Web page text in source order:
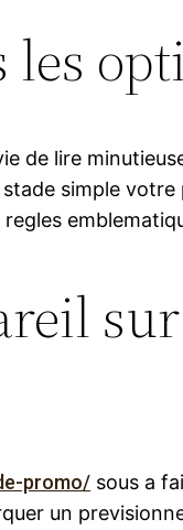
de lire
simple
promo/ sous a
un